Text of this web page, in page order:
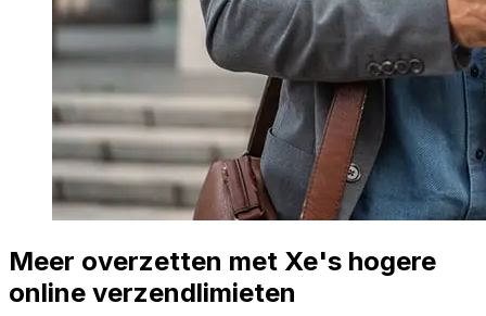
Meer overzetten met Xe's hogere
online verzendlimieten